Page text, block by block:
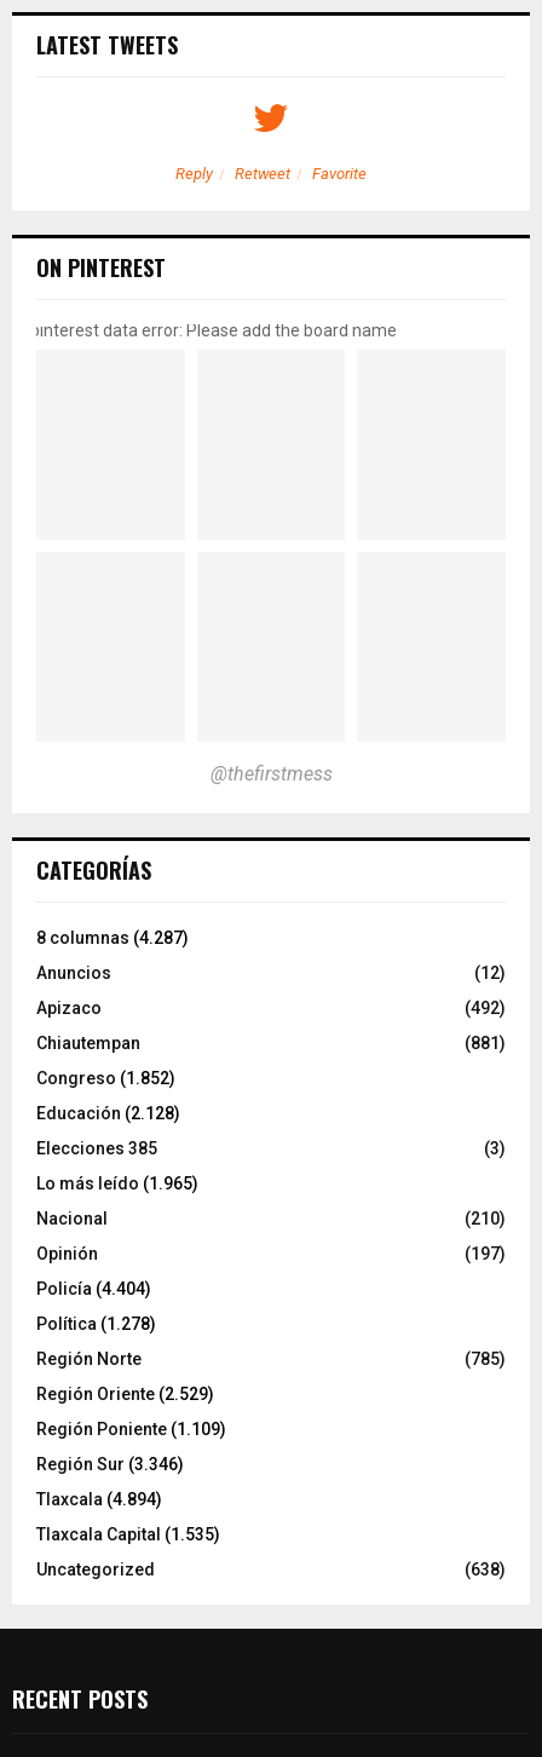
LATEST TWEETS
Reply Retweet Favorite
ON PINTEREST
pinterest data error: Please add the board name
@thefirstmess
CATEGORÍAS
8 columnas (4.287)
Anuncios
(12)
Apizaco
(492)
Chiautempan
(881)
Congreso (1.852)
Educación (2.128)
Elecciones 385
(3)
Lo más leído (1.965)
Nacional
(210)
Opinión
(197)
Policía (4.404)
Política (1.278)
Región Norte
(785)
Región Oriente (2.529)
Región Poniente (1.109)
Región Sur (3.346)
Tlaxcala (4.894)
Tlaxcala Capital (1.535)
Uncategorized
(638)
RECENT POSTS